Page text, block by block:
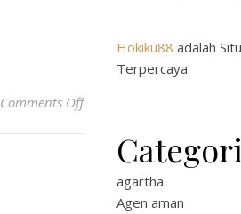
Comments Offon Traduire Anglais/
Hokiku88 adalah
Terpercaya.
agartha
Agen aman